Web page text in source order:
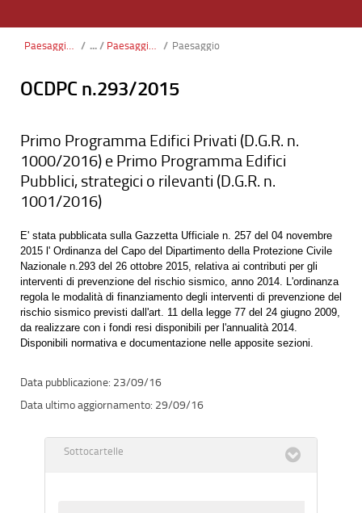
Paesaggio, Territorio, Urbanistica / Paesaggio Territorio Urbanistica nuova / Paesaggio
OCDPC n.293/2015
Primo Programma Edifici Privati (D.G.R. n.
1000/2016) e Primo Programma Edifici
Pubblici, strategici o rilevanti (D.G.R. n.
1001/2016)
E' stata pubblicata sulla Gazzetta Ufficiale n. 257 del 04 novembre
2015 l' Ordinanza del Capo del Dipartimento della Protezione Civile
Nazionale n.293 del 26 ottobre 2015, relativa ai contributi per gli
interventi di prevenzione del rischio sismico, anno 2014. L'ordinanza
regola le modalità di finanziamento degli interventi di prevenzione del
rischio sismico previsti dall'art. 11 della legge 77 del 24 giugno 2009,
da realizzare con i fondi resi disponibili per l'annualità 2014.
Disponibili normativa e documentazione nelle apposite sezioni.
23/09/16
29/09/16
Sottocartelle